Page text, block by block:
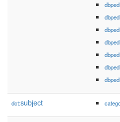
dct:subject